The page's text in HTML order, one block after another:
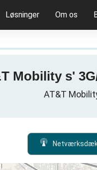
Løsninger Om os
Mobility s'
AT&T